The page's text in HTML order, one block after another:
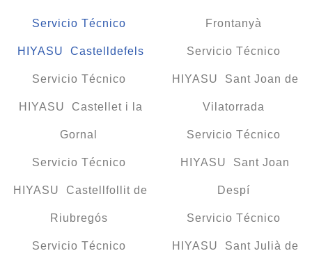
Servicio Técnico
HIYASU Castelldefels
Servicio Técnico
HIYASU Castellet i la
Gornal
Servicio Técnico
HIYASU Castellfollit de
Riubregós
Servicio Técnico
Frontanyà
Servicio Técnico
HIYASU Sant Joan de
Vilatorrada
Servicio Técnico
HIYASU Sant Joan
Despí
Servicio Técnico
HIYASU Sant Julià de